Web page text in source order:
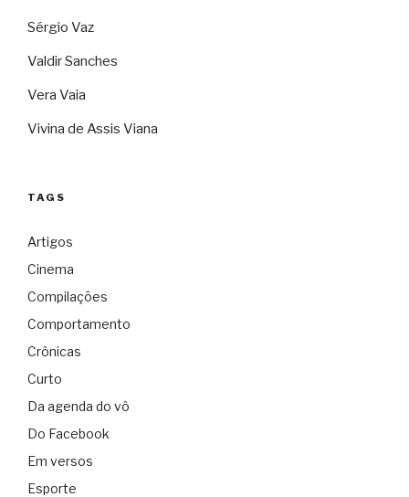
Sérgio Vaz
Valdir Sanches
Vera Vaia
Vivina de Assis Viana
TAGS
Artigos
Cinema
Compilações
Comportamento
Crônicas
Curto
Da agenda do vô
Do Facebook
Em versos
Esporte